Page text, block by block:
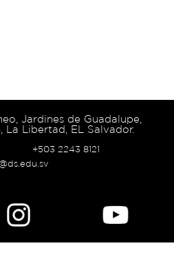
Jardines de Guadalupe,
La Libertad, EL Salvador.
+503 2243 8121